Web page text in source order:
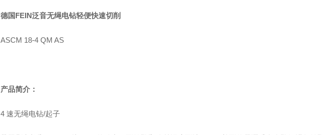
德国FEIN泛音无绳电钻轻便快速切削
ASCM 18-4 QM AS
产品简介：
4 速无绳电钻/起子